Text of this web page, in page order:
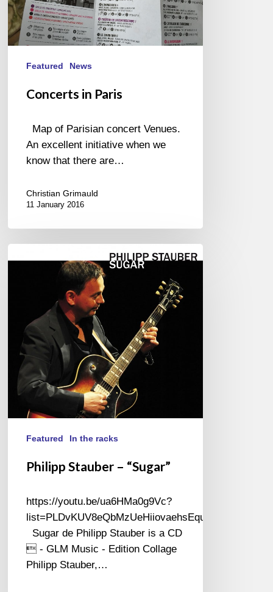
Featured News
Concerts in Paris
Map of Parisian concert Venues.
An excellent initiative when we
know that there are…
Christian Grimauld
11 January 2016
Featured In the racks
Philipp Stauber – “Sugar”
https://youtu.be/ua6HMa0g9Vc?
list=PLDvKUV8eQbMzUeHiiovaehsEquG1eYa43
Sugar de Philipp Stauber is a CD
 - GLM Music - Edition Collage
Philipp Stauber,…